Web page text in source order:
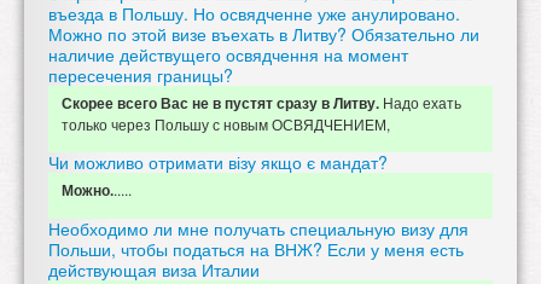
въезда в Польшу. Но освядченне уже анулировано.
Можно по этой визе въехать в Литву? Обязательно ли
наличие действущего освядчення на момент
пересечения границы?
Скорее всего Вас не в пустят сразу в Литву. Надо ехать
только через Польшу с новым ОСВЯДЧЕНИЕМ,
Чи можливо отримати візу якщо є мандат?
Можно......
Необходимо ли мне получать специальную визу для
Польши, чтобы податься на ВНЖ? Если у меня есть
действующая виза Италии